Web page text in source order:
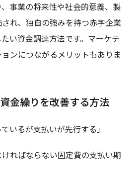
事業の将来性や社会的意義、製
れ、独自の強みを持つ赤字企業
い資金調達方法です。マーケテ
ンにつながるメリットもありま
金繰りを改善する方法
いるが支払いが先行する」
ければならない固定費の支払い期